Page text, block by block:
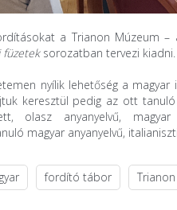
a Trianon Múzeum –
füzetek sorozatban tervezi kiadni.
nyílik lehetőség a
keresztül pedig az ott
olasz anyanyelvű,
magyar anyanyelvű,
fordító tábor